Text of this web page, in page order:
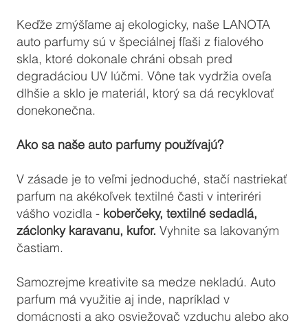
Keďže zmýšľame aj ekologicky, naše LANOTA
auto parfumy sú v špeciálnej fľaši z fialového
skla, ktoré dokonale chráni obsah pred
degradáciou UV lúčmi. Vône tak vydržia oveľa
dlhšie a sklo je materiál, ktorý sa dá recyklovať
donekonečna.
Ako sa naše auto parfumy používajú?
V zásade je to veľmi jednoduché, stačí nastriekať
parfum na akékoľvek textilné časti v interiréri
vášho vozidla - koberčeky, textilné sedadlá,
záclonky karavanu, kufor. Vyhnite sa lakovaným
častiam.
Samozrejme kreativite sa medze nekladú. Auto
parfum má využitie aj inde, napríklad v
domácnosti a ako osviežovač vzduchu alebo ako